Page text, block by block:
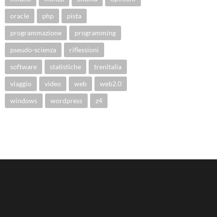
oracle php pista
programmazione programming
pseudo-scienza riflessioni
software statistiche trenitalia
viaggio video web web2.0
windows wordpress z4